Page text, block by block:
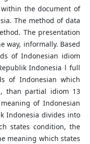
the document of
The method of data
The presentation
way, informally. Based
of Indonesian idiom
Indonesia l full
of Indonesian which
than partial idiom 13
of Indonesian
Indonesia divides into
states condition, the
meaning which states